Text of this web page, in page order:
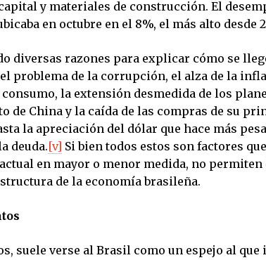
y materiales de construcción. El
en octubre en el 8%, el más alto desde
diversas razones para explicar cómo se
problema de la corrupción, el alza de la
consumo, la extensión desmedida de los
de China y la caída de las compras de su
la apreciación del dólar que hace más
deuda.[v] Si bien todos estos son factores
en mayor o menor medida, no
de la economía brasileña.
suele verse al Brasil como un espejo al